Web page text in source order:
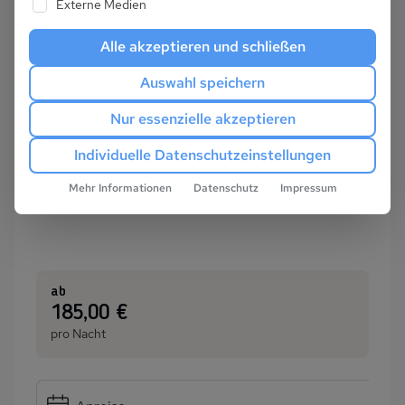
ab
:185,00 €
pro Nacht
Externe Medien
Alle akzeptieren und schließen
Auswahl speichern
Nur essenzielle akzeptieren
Individuelle Datenschutzeinstellungen
Mehr Informationen Datenschutz Impressum